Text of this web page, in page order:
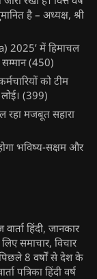
है – अध्यक्ष, श्री
2025’ में हिमाचल
(450)
को टीम
(399)
रहा मजबूत सहारा
भविष्य-सक्षम और
हिंदी, जानकार
समाचार, विचार
8 वर्षों से देश के
पत्रिका हिंदी वर्ष